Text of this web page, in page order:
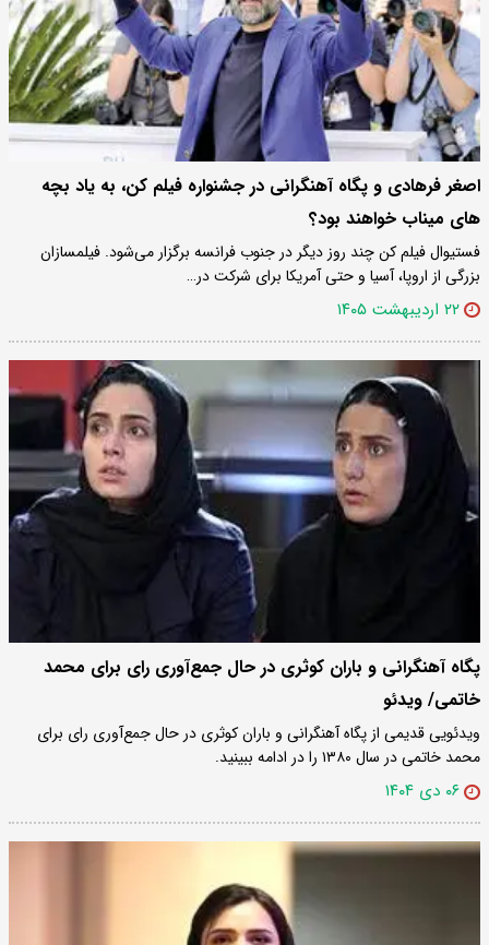
اصغر فرهادی و پگاه آهنگرانی در جشنواره فیلم کن، به یاد بچه
های میناب خواهند بود؟
فستیوال فیلم کن چند روز دیگر در جنوب فرانسه برگزار می‌شود. فیلمسازان
بزرگی از اروپا، آسیا و حتی آمریکا برای شرکت در…
۲۲ اردیبهشت ۱۴۰۵
پگاه آهنگرانی و باران کوثری در حال جمع‌آوری رای برای محمد
خاتمی/ ویدئو
ویدئویی قدیمی از پگاه آهنگرانی و باران کوثری در حال جمع‌آوری رای برای
محمد خاتمی در سال ۱۳۸۰ را در ادامه ببینید.
۰۶ دی ۱۴۰۴